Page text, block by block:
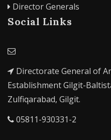
Director Generals
Social Links
Directorate General of
Establishment Gilgit-
Zulfiqarabad, Gilgit.
05811-930331-2